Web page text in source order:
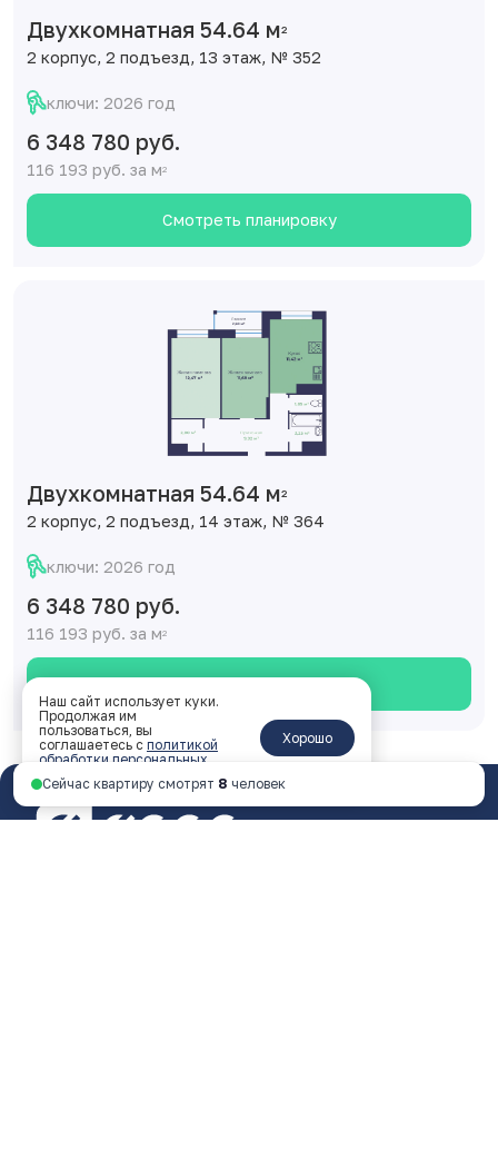
Двухкомнатная 54.64 м2
2 корпус, 2 подъезд, 13 этаж, № 352
ключи: 2026 год
6 348 780 руб.
116 193 руб. за м2
Смотреть планировку
Двухкомнатная 54.64 м2
2 корпус, 2 подъезд, 14 этаж, № 364
ключи: 2026 год
6 348 780 руб.
116 193 руб. за м2
Смотреть планировку
Сейчас квартиру смотрят 8 человек
Наш сайт использует куки.
Продолжая им
пользоваться, вы
соглашаетесь с политикой
обработки персональных
данных
Хорошо